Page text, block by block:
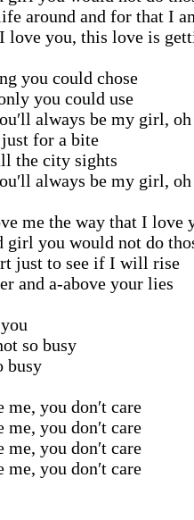
around and for that I
love you, this love is
you could chose
you could use
always be my girl,
just for a bite
the city sights
always be my girl,
me the way that I love
girl you would not do
just to see if I will rise
and a-above your lies
so busy
busy
you don′t care
you don′t care
you don′t care
you don′t care